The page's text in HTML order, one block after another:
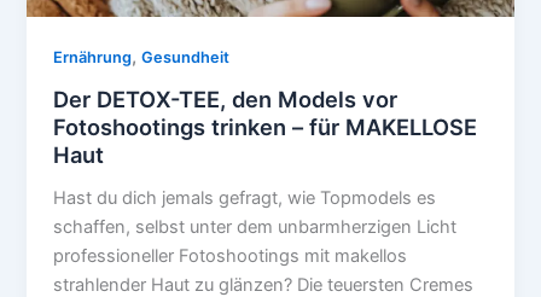
Ernährung,Gesundheit
Der DETOX-TEE, den Models vor
Fotoshootings trinken – für MAKELLOSE
Haut
Hast du dich jemals gefragt, wie Topmodels es
schaffen, selbst unter dem unbarmherzigen Licht
professioneller Fotoshootings mit makellos
strahlender Haut zu glänzen? Die teuersten Cremes